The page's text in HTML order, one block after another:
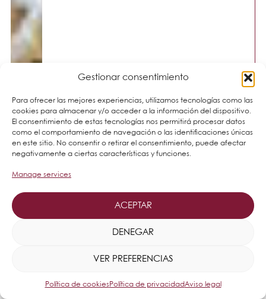
Gestionar consentimiento
Para ofrecer las mejores experiencias, utilizamos tecnologías como las
cookies para almacenar y/o acceder a la información del dispositivo.
El consentimiento de estas tecnologías nos permitirá procesar datos
como el comportamiento de navegación o las identificaciones únicas
en este sitio. No consentir o retirar el consentimiento, puede afectar
negativamente a ciertas características y funciones.
Manage services
ACEPTAR
DENEGAR
VER PREFERENCIAS
Política de cookiesPolítica de privacidadAviso legal